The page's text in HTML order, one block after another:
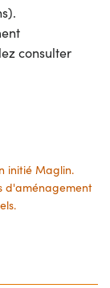
consulter
initié Maglin.
d'aménagement